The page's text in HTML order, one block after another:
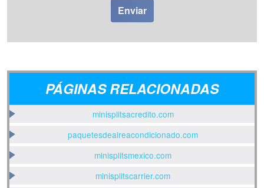
PÁGINAS RELACIONADAS
minisplitsacredito.com
paquetesdeaireacondicionado.com
minisplitsmexico.com
minisplitscarrier.com